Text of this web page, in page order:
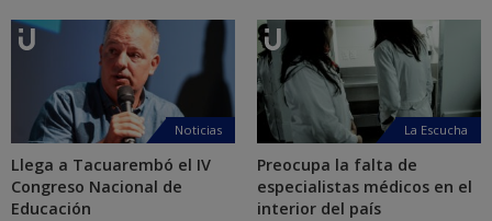
Noticias
Llega a Tacuarembó el IV
Congreso Nacional de
Educación
La Escucha
Preocupa la falta de
especialistas médicos en el
interior del país